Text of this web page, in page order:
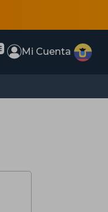
Mi Cuenta